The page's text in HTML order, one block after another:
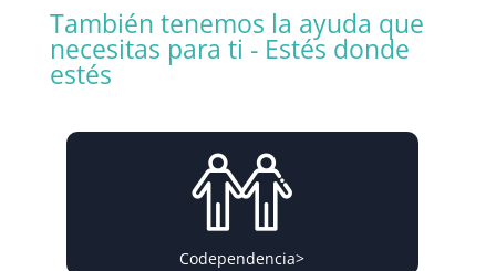
También tenemos la ayuda que
necesitas para ti - Estés donde
estés
Codependencia>